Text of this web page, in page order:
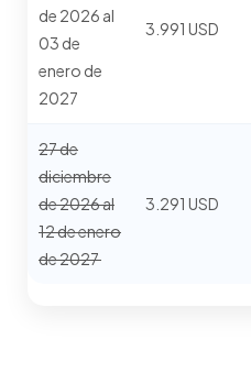
de 2026 al
03 de
enero de
2027
3.991 USD
27 de
diciembre
de 2026 al
12 de enero
de 2027
3.291 USD